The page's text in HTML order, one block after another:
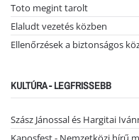
Toto megint tarolt
Elaludt vezetés közben
Ellenőrzések a biztonságos
KULTÚRA - LEGFRISSEBB
Szász Jánossal és Hargitai